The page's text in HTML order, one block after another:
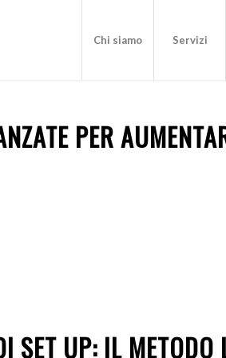
Chi siamo Servizi
PER
SET UP: IL METODO